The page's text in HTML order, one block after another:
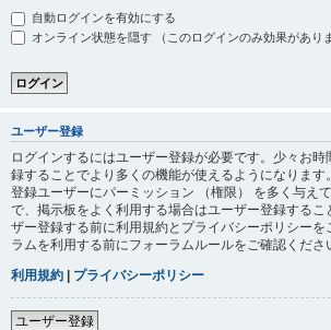
自動ログインを有効にする
オンライン状態を隠す （このログインのみ効果があり
ユーザー登録
ログインするにはユーザー登録が必要です。少々お
録することでより多くの機能が使えるようになります
登録ユーザーにパーミッション （権限） を多く与え
で、掲示板をよく利用する場合はユーザー登録するこ
ザー登録する前に利用規約とプライバシーポリシーを
ラムを利用する前にフォーラムルールをご確認くださ
利用規約 | プライバシーポリシー
ユーザー登録